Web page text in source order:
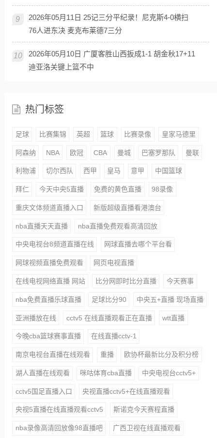
9
2026年05月11日 25记三分平纪录！尼克斯4-0横扫
76人进东决 麦克布莱德7三分
10
2026年05月10日 广厦客胜山西扳成1-1 胡金秋17+11
迪亚洛关键上篮不中
热门标签
足球 比赛集锦 英超 篮球 比赛录像 皇家马德里
阿森纳 NBA 欧冠 CBA 曼城 巴塞罗那队 曼联
利物浦 切尔西队 西甲 皇马 意甲 中国篮球
拜仁 今天中央5直播 免费的黄色直播 98录像
重庆文体频道直播入口 新版超级直播看港澳台
nba直播天天直播 nba直播免费观看高清回放
中央电视台8频道直播在线 网球直播去哪个平台看
网球视频直播免费观看 网页电视直播
在线电视网络直播 网站 比分网即时比分直播 今天赛事
nba免费直播乐球直播 足球比分90 中央五+直播 现场直播
亚洲播放在线 cctv5 在线直播观看正在直播 wtt直播
今晚cba篮球赛事直播 在线直播cctv-1
南京电视台直播在线观看 重播 欧协杯最新比分及积分榜
湖人直播在线观看 咪咕体育cba直播 中央电视台cctv5+
cctv5国足直播入口 央视直播cctv5+在线直播观看
央视5直播在线直播观看cctv5 斯诺克今天赛程直播
nba录像高清回放像98直播吧 广西卫视在线直播观看